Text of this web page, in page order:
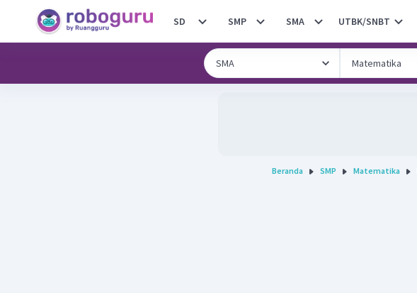
SD SMP SMA UTBK/SNBT
Beranda SMP Matematika